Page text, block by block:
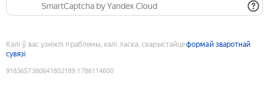
SmartCaptcha by Yandex Cloud
Калі ў вас узніклі праблемы, калі ласка, скарыстайцеформай зваротнай
сувязі
9183657380641802189:1786114600